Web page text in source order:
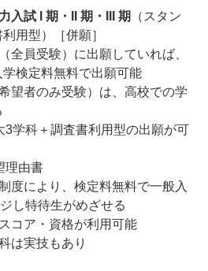
入試 I 期・II 期・III 期
（スタン
用型）［併願］
全員受験）に出願していれば、
検定料無料で出願可能
望者のみ受験）は、高校での学
3学科＋調査書利用型の出願が可
理由書
度により、検定料無料で一般入
し特待生がめざせる
コア・資格が利用可能
は実技もあり